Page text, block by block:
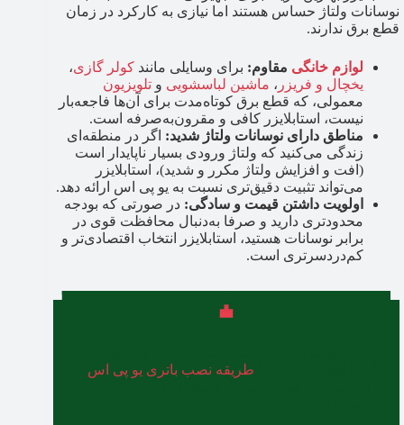
نوسانات ولتاژ حساس هستند اما نیازی به کارکرد در زمان
قطع برق ندارند.
لوازم خانگی مقاوم: برای وسایلی مانند کولر گازی،
یخچال و فریزر ، ماشین لباسشویی و تلویزیون
معمولی، که قطع برق کوتاه‌مدت برای آن‌ها فاجعه‌بار
نیست، استابلایزر کافی و مقرون‌به‌صرفه است.
مناطق دارای نوسانات ولتاژ شدید: اگر در منطقه‌ای
زندگی می‌کنید که ولتاژ ورودی بسیار ناپایدار است
(افت و افزایش ولتاژ مکرر و شدید)، استابلایزر
می‌تواند تثبیت دقیق‌تری نسبت به یو پی اس ارائه دهد.
اولویت داشتن قیمت و سادگی: در صورتی که بودجه
محدودتری دارید و صرفا به‌دنبال محافظت قوی در
برابر نوسانات هستید، استابلایزر انتخاب اقتصادی‌تر و
کم‌دردسرتری است.
طریقه نصب باتری یو پی اس